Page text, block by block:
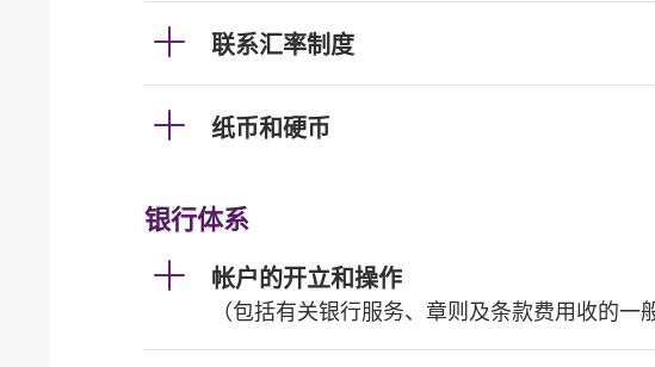
联系汇率制度
纸币和硬币
银行体系
帐户的开立和操作
（包括有关银行服务、章则及条款费用收的一